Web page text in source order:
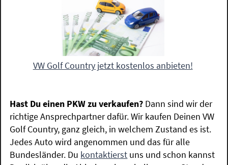
VW Golf Country jetzt kostenlos anbieten!
Hast Du einen PKW zu verkaufen? Dann sind wir der
richtige Ansprechpartner dafür. Wir kaufen Deinen VW
Golf Country, ganz gleich, in welchem Zustand es ist.
Jedes Auto wird angenommen und das für alle
Bundesländer. Du kontaktierst uns und schon kannst